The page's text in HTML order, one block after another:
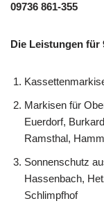
09736 861-355
Die Leistungen für
Markisen für
Euerdorf,
Ramsthal,
Sonnenschutz
Hassenbach,
Schlimpfhof